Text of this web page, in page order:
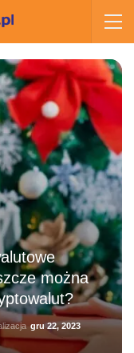
można
gru 22, 2023